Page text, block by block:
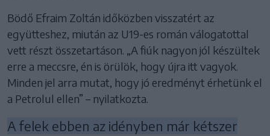
Bödő Efraim Zoltán időközben visszatért az
együtteshez, miután az U19-es román válogatottal
vett részt összetartáson. „A fiúk nagyon jól készültek
erre a meccsre, én is örülök, hogy újra itt vagyok.
Minden jel arra mutat, hogy jó eredményt érhetünk el
a Petrolul ellen” – nyilatkozta.
A felek ebben az idényben már kétszer